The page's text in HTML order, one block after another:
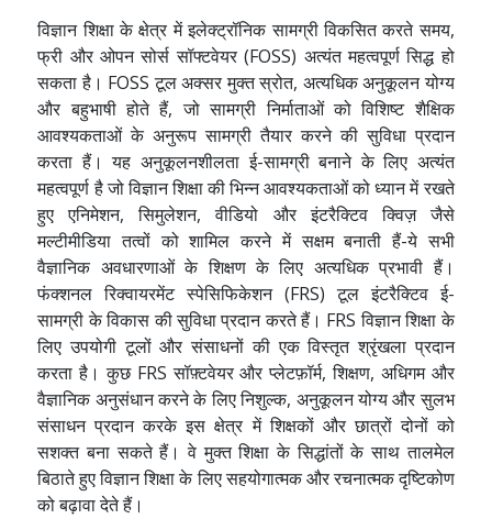
विज्ञान शिक्षा के क्षेत्र में इलेक्ट्रॉनिक सामग्री विकसित करते समय,
फ्री और ओपन सोर्स सॉफ्टवेयर (FOSS) अत्यंत महत्वपूर्ण सिद्ध हो
सकता है। FOSS टूल अक्सर मुक्त स्रोत, अत्यधिक अनुकूलन योग्य
और बहुभाषी होते हैं, जो सामग्री निर्माताओं को विशिष्ट शैक्षिक
आवश्यकताओं के अनुरूप सामग्री तैयार करने की सुविधा प्रदान
करता हैं। यह अनुकूलनशीलता ई-सामग्री बनाने के लिए अत्यंत
महत्वपूर्ण है जो विज्ञान शिक्षा की भिन्न आवश्यकताओं को ध्यान में रखते
हुए एनिमेशन, सिमुलेशन, वीडियो और इंटरैक्टिव क्विज़ जैसे
मल्टीमीडिया तत्वों को शामिल करने में सक्षम बनाती हैं-ये सभी
वैज्ञानिक अवधारणाओं के शिक्षण के लिए अत्यधिक प्रभावी हैं।
फंक्शनल रिक्वायरमेंट स्पेसिफिकेशन (FRS) टूल इंटरैक्टिव ई-
सामग्री के विकास की सुविधा प्रदान करते हैं। FRS विज्ञान शिक्षा के
लिए उपयोगी टूलों और संसाधनों की एक विस्तृत श्रृंखला प्रदान
करता है। कुछ FRS सॉफ़्टवेयर और प्लेटफ़ॉर्म, शिक्षण, अधिगम और
वैज्ञानिक अनुसंधान करने के लिए निशुल्क, अनुकूलन योग्य और सुलभ
संसाधन प्रदान करके इस क्षेत्र में शिक्षकों और छात्रों दोनों को
सशक्त बना सकते हैं। वे मुक्त शिक्षा के सिद्धांतों के साथ तालमेल
बिठाते हुए विज्ञान शिक्षा के लिए सहयोगात्मक और रचनात्मक दृष्टिकोण
को बढ़ावा देते हैं।